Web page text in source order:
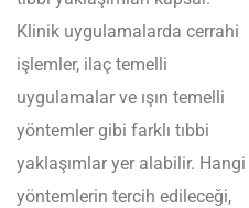
Klinik uygulamalarda cerrahi
işlemler, ilaç temelli
uygulamalar ve ışın temelli
yöntemler gibi farklı tıbbi
yaklaşımlar yer alabilir. Hangi
yöntemlerin tercih edileceği,